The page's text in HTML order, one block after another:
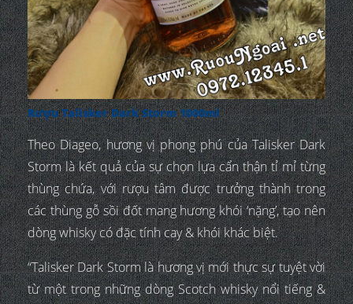
Rượu Talisker Dark Storm 1000ml
Theo Diageo, hương vị phong phú của Talisker Dark
Storm là kết quả của sự chọn lựa cẩn thận tỉ mỉ từng
thùng chứa, với rượu tâm được trưởng thành trong
các thùng gỗ sồi đốt mang hương khói ‘nặng’, tạo nên
dòng whisky có đặc tính cay & khói khác biệt.
“Talisker Dark Storm là hương vị mới thực sự tuyệt vời
từ một trong những dòng Scotch whisky nổi tiếng &